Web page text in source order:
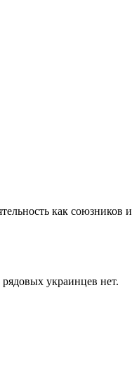
как союзников и
украинцев нет.